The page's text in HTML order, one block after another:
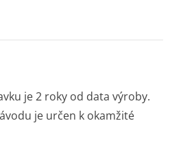
je 2 roky od data výroby.
je určen k okamžité